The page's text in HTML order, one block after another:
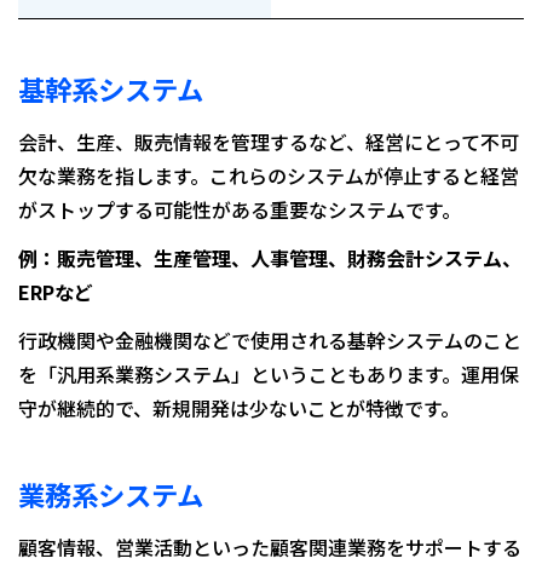
基幹系システム
会計、生産、販売情報を管理するなど、経営にとって不可
欠な業務を指します。これらのシステムが停止すると経営
がストップする可能性がある重要なシステムです。
例：販売管理、生産管理、人事管理、財務会計システム、
ERPなど
行政機関や金融機関などで使用される基幹システムのこと
を「汎用系業務システム」ということもあります。運用保
守が継続的で、新規開発は少ないことが特徴です。
業務系システム
顧客情報、営業活動といった顧客関連業務をサポートする